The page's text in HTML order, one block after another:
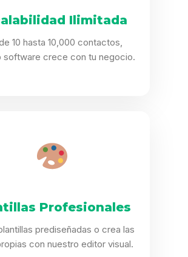
Ilimitada
10 hasta 10,000 contactos,
software crece con tu negocio.
Profesionales
prediseñadas o crea las
con nuestro editor visual.